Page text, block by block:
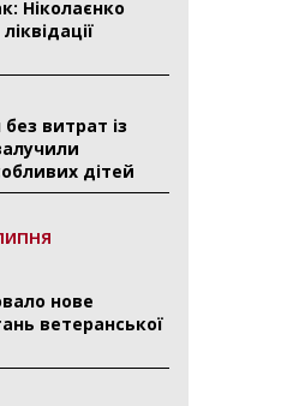
Ніколаєнко
витрат із
дітей
нове
ветеранської